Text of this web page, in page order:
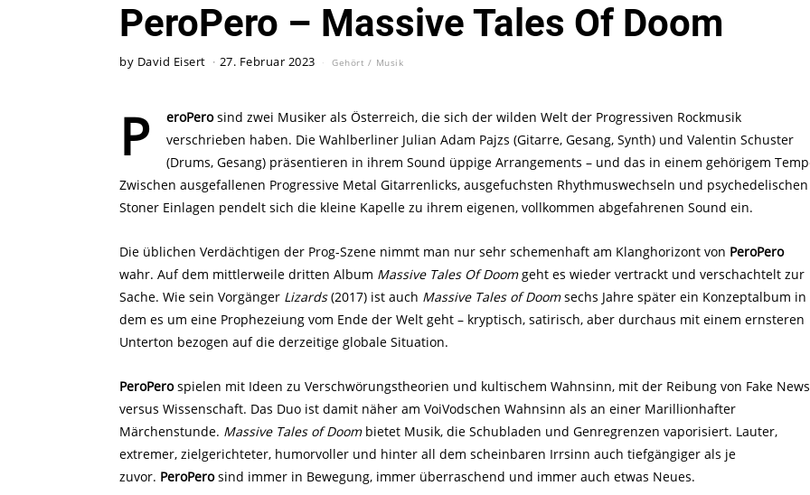
PeroPero – Massive Tales Of Doom
by David Eisert 27. Februar 2023 Gehört / Musik
P eroPerosind zwei Musiker als Österreich, die sich der wilden Welt der Progressiven Rockmusik
verschrieben haben. Die Wahlberliner Julian Adam Pajzs (Gitarre, Gesang, Synth) und Valentin Schuster
(Drums, Gesang) präsentieren in ihrem Sound üppige Arrangements – und das in einem gehörigem
Zwischen ausgefallenen Progressive Metal Gitarrenlicks, ausgefuchsten Rhythmuswechseln und psychedelischen
Stoner Einlagen pendelt sich die kleine Kapelle zu ihrem eigenen, vollkommen abgefahrenen Sound ein.
Die üblichen Verdächtigen der Prog-Szene nimmt man nur sehr schemenhaft am Klanghorizont von PeroPero
wahr. Auf dem mittlerweile dritten Album Massive Tales Of Doomgeht es wieder vertrackt und verschachtelt zur
Sache. Wie sein Vorgänger Lizards(2017) ist auch Massive Tales of Doomsechs Jahre später ein Konzeptalbum in
dem es um eine Prophezeiung vom Ende der Welt geht – kryptisch, satirisch, aber durchaus mit einem ernsteren
Unterton bezogen auf die derzeitige globale Situation.
PeroPerospielen mit Ideen zu Verschwörungstheorien und kultischem Wahnsinn, mit der Reibung von Fake News
versus Wissenschaft. Das Duo ist damit näher am VoiVodschen Wahnsinn als an einer Marillionhafter
Märchenstunde. Massive Tales of Doombietet Musik, die Schubladen und Genregrenzen vaporisiert. Lauter,
extremer, zielgerichteter, humorvoller und hinter all dem scheinbaren Irrsinn auch tiefgängiger als je
zuvor. PeroPerosind immer in Bewegung, immer überraschend und immer auch etwas Neues.